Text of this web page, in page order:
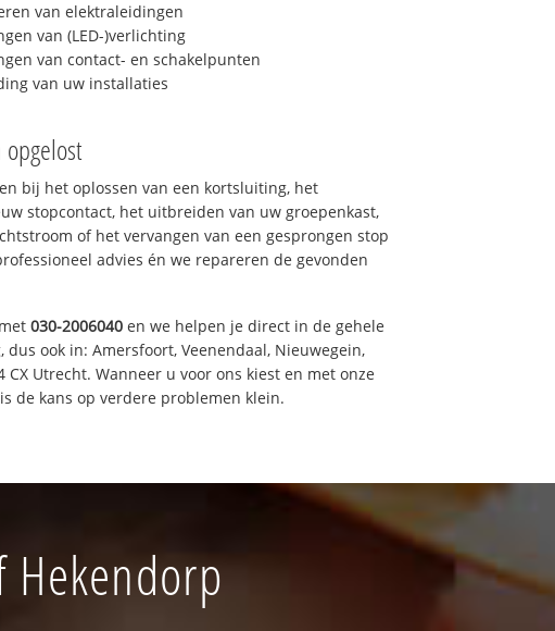
van elektraleidingen
van (LED-)verlichting
van contact- en schakelpunten
van uw installaties
bij het oplossen van een kortsluiting, het
stopcontact, het uitbreiden van uw groepenkast,
of het vervangen van een gesprongen stop
advies én we repareren de gevonden
030-2006040 en we helpen je direct in de gehele
dus ook in: Amersfoort, Veenendaal, Nieuwegein,
CX Utrecht. Wanneer u voor ons kiest en met onze
de kans op verdere problemen klein.